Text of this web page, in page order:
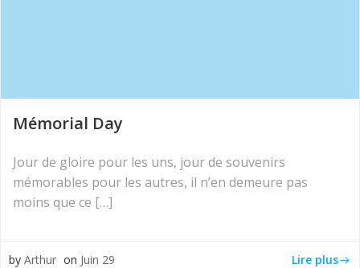
Mémorial Day
Jour de gloire pour les uns, jour de souvenirs
mémorables pour les autres, il n’en demeure pas
moins que ce […]
by Arthur on Juin 29 Lire plus